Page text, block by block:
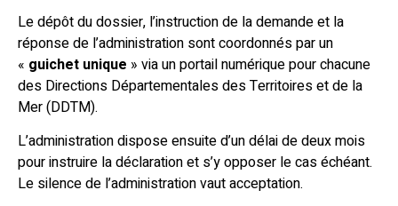
Le dépôt du dossier, l’instruction de la demande et la
réponse de l’administration sont coordonnés par un
« guichet unique » via un portail numérique pour chacune
des Directions Départementales des Territoires et de la
Mer (DDTM).
L’administration dispose ensuite d’un délai de deux mois
pour instruire la déclaration et s’y opposer le cas échéant.
Le silence de l’administration vaut acceptation.